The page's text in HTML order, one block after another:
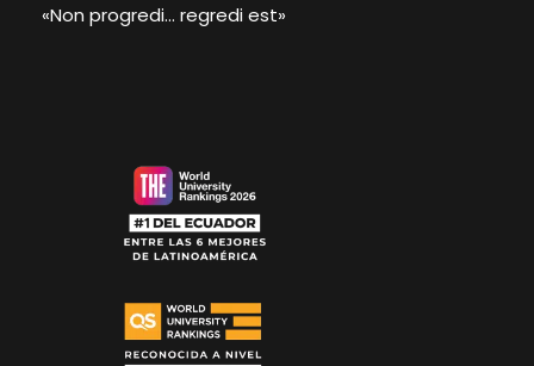
«Non progredi… regredi est»